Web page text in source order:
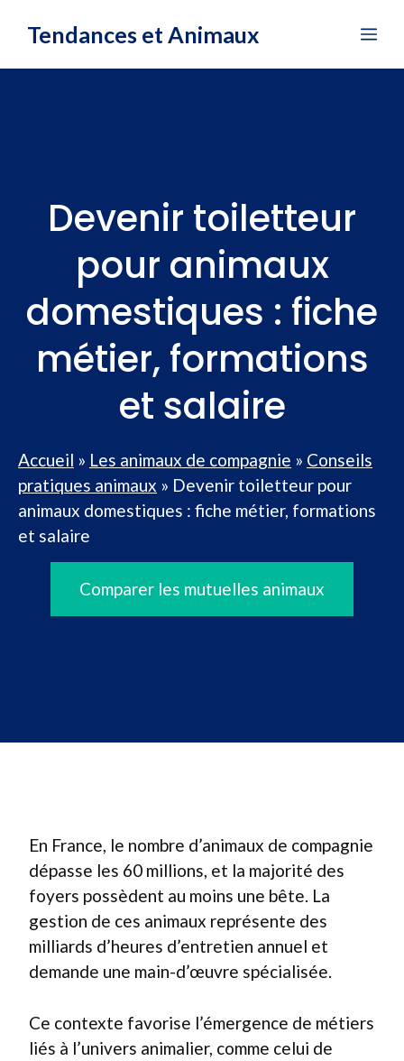
Tendances et Animaux
Devenir toiletteur
pour animaux
domestiques : fiche
métier, formations
et salaire
Accueil » Les animaux de compagnie » Conseils
pratiques animaux » Devenir toiletteur pour
animaux domestiques : fiche métier, formations
et salaire
Comparer les mutuelles animaux
En France, le nombre d’animaux de compagnie
dépasse les 60 millions, et la majorité des
foyers possèdent au moins une bête. La
gestion de ces animaux représente des
milliards d’heures d’entretien annuel et
demande une main-d’œuvre spécialisée.
Ce contexte favorise l’émergence de métiers
liés à l’univers animalier, comme celui de